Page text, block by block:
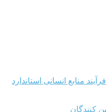
منابع انسانی استاندارد
کنندگان